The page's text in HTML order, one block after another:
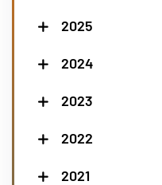
2025
2024
2023
2022
2021